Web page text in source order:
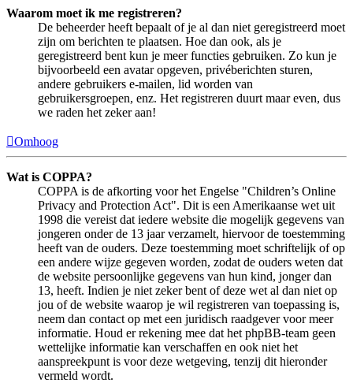
Waarom moet ik me registreren?
De beheerder heeft bepaalt of je al dan niet geregistreerd moet
zijn om berichten te plaatsen. Hoe dan ook, als je
geregistreerd bent kun je meer functies gebruiken. Zo kun je
bijvoorbeeld een avatar opgeven, privéberichten sturen,
andere gebruikers e-mailen, lid worden van
gebruikersgroepen, enz. Het registreren duurt maar even, dus
we raden het zeker aan!
Omhoog
Wat is COPPA?
COPPA is de afkorting voor het Engelse "Children’s Online
Privacy and Protection Act". Dit is een Amerikaanse wet uit
1998 die vereist dat iedere website die mogelijk gegevens van
jongeren onder de 13 jaar verzamelt, hiervoor de toestemming
heeft van de ouders. Deze toestemming moet schriftelijk of op
een andere wijze gegeven worden, zodat de ouders weten dat
de website persoonlijke gegevens van hun kind, jonger dan
13, heeft. Indien je niet zeker bent of deze wet al dan niet op
jou of de website waarop je wil registreren van toepassing is,
neem dan contact op met een juridisch raadgever voor meer
informatie. Houd er rekening mee dat het phpBB-team geen
wettelijke informatie kan verschaffen en ook niet het
aanspreekpunt is voor deze wetgeving, tenzij dit hieronder
vermeld wordt.